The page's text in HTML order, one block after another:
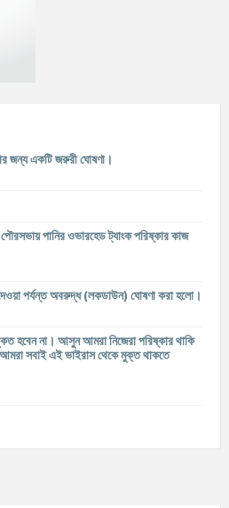
জন্য একটি জরুরী ঘোষণা।
পানির ওভারহেড ট্যাংক পরিষ্কার কাজ
দেওয়া পর্যন্ত অবরুদ্ধ (লকডাউন) ঘোষণা করা হলো।
হবেন না। আসুন আমরা নিজেরা পরিষ্কার থাকি
সবাই এই ভাইরাস থেকে মুক্ত থাকতে